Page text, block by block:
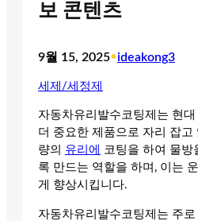
보 콘텐츠
9월 15, 2025•ideakong3
세제/세정제
자동차유리발수코팅제는 현
더 중요한 제품으로 자리 잡
량의 유리에
코팅을 하여 물방
록 만드는 역할을 하며, 이는
게 향상시킵니다.
자동차유리발수코팅제는 주로